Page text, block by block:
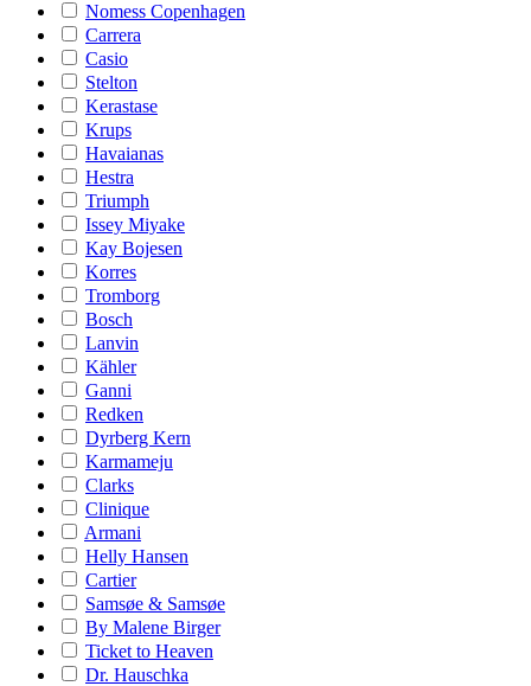
Nomess Copenhagen
Carrera
Casio
Stelton
Kerastase
Krups
Havaianas
Hestra
Triumph
Issey Miyake
Kay Bojesen
Korres
Tromborg
Bosch
Lanvin
Kähler
Ganni
Redken
Dyrberg Kern
Karmameju
Clarks
Clinique
Armani
Helly Hansen
Cartier
Samsøe & Samsøe
By Malene Birger
Ticket to Heaven
Dr. Hauschka